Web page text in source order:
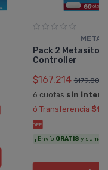
Pack 2 Metasitol
Controller
$167.214 $179.800
6 cuotas sin
ó Transferencia
OFF
¡ Envío GRATIS y sumás